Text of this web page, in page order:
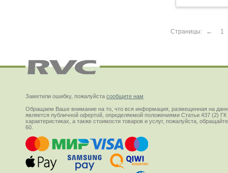
Страницы: ← 1
Заметили ошибку, пожалуйста сообщите нам
Обращаем Ваше внимание на то, что вся информация, размещенная на
является публичной офертой, определяемой положениями Статьи 437 (2)
характеристиках, а также стоимости товаров и услуг, пожалуйста,
60.